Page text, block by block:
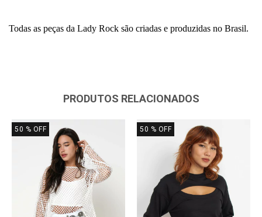
Todas as peças da Lady Rock são criadas e produzidas no Brasil.
PRODUTOS RELACIONADOS
50 % OFF 50 % OFF